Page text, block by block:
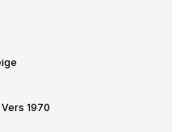
Vers 1970